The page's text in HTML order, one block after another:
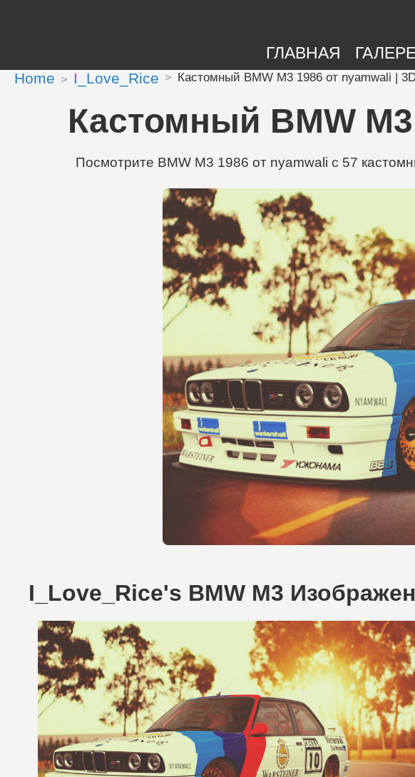
ГЛАВНАЯ
Home I_Love_Rice Кастомный BMW M3 1986 от nyamwali |
Кастомный BMW
Посмотрите BMW M3 1986 от nyamwali с 57
I_Love_Rice's BMW M3